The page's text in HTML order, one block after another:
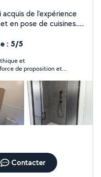
acquis de l'expérience
en pose de cuisines.
: 5/5
et
de proposition et
consistait à changer
Contacter